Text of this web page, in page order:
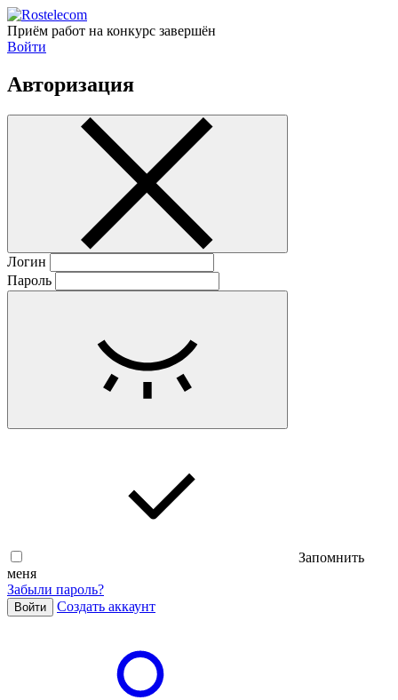
Приём работ на конкурс завершён
Войти
Авторизация
Логин
Пароль
Запомнить
меня
Забыли пароль?
Войти Cоздать аккаунт